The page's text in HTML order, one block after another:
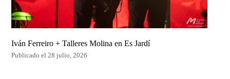
Iván Ferreiro + Talleres Molina en Es Jardí
Publicado el 28 julio, 2026